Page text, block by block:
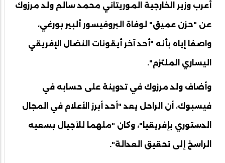
أعرب وزير الخارجية الموريتاني محمد سالم ولد مرزوك
عن "حزن عميق" لوفاة البروفيسور ألبير بورغي،
واصفا إياه بأنه "أحد آخر أيقونات النضال الإفريقي
اليساري الملتزم".
وأضاف ولد مرزوك في تدوينة على حسابه في
فيسبوك، أن الراحل يعد "أحد أبرز الأعلام في المجال
الدستوري بإفريقيا"، وكان "ملهما للأجيال بسعيه
الراسخ إلى تحقيق العدالة".